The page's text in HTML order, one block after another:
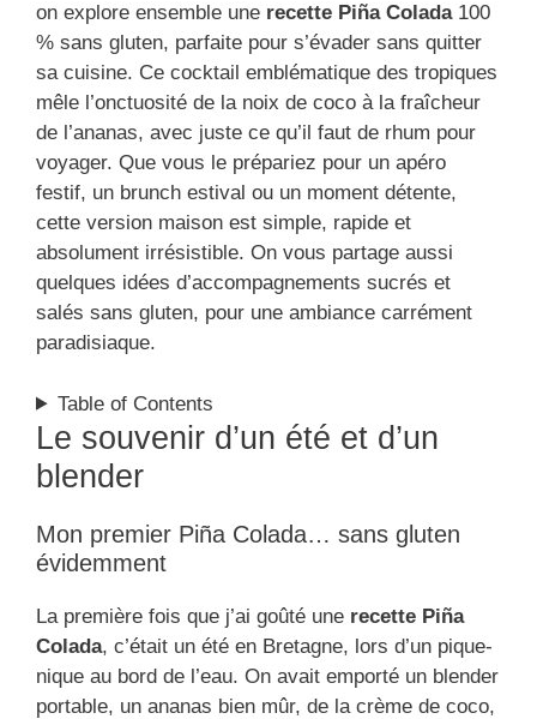
on explore ensemble une recette Piña Colada100
% sans gluten, parfaite pour s’évader sans quitter
sa cuisine. Ce cocktail emblématique des tropiques
mêle l’onctuosité de la noix de coco à la fraîcheur
de l’ananas, avec juste ce qu’il faut de rhum pour
voyager. Que vous le prépariez pour un apéro
festif, un brunch estival ou un moment détente,
cette version maison est simple, rapide et
absolument irrésistible. On vous partage aussi
quelques idées d’accompagnements sucrés et
salés sans gluten, pour une ambiance carrément
paradisiaque.
Table of Contents
Le souvenir d’un été et d’un
blender
Mon premier Piña Colada… sans gluten
évidemment
La première fois que j’ai goûté une recette Piña
Colada, c’était un été en Bretagne, lors d’un pique-
nique au bord de l’eau. On avait emporté un blender
portable, un ananas bien mûr, de la crème de coco,